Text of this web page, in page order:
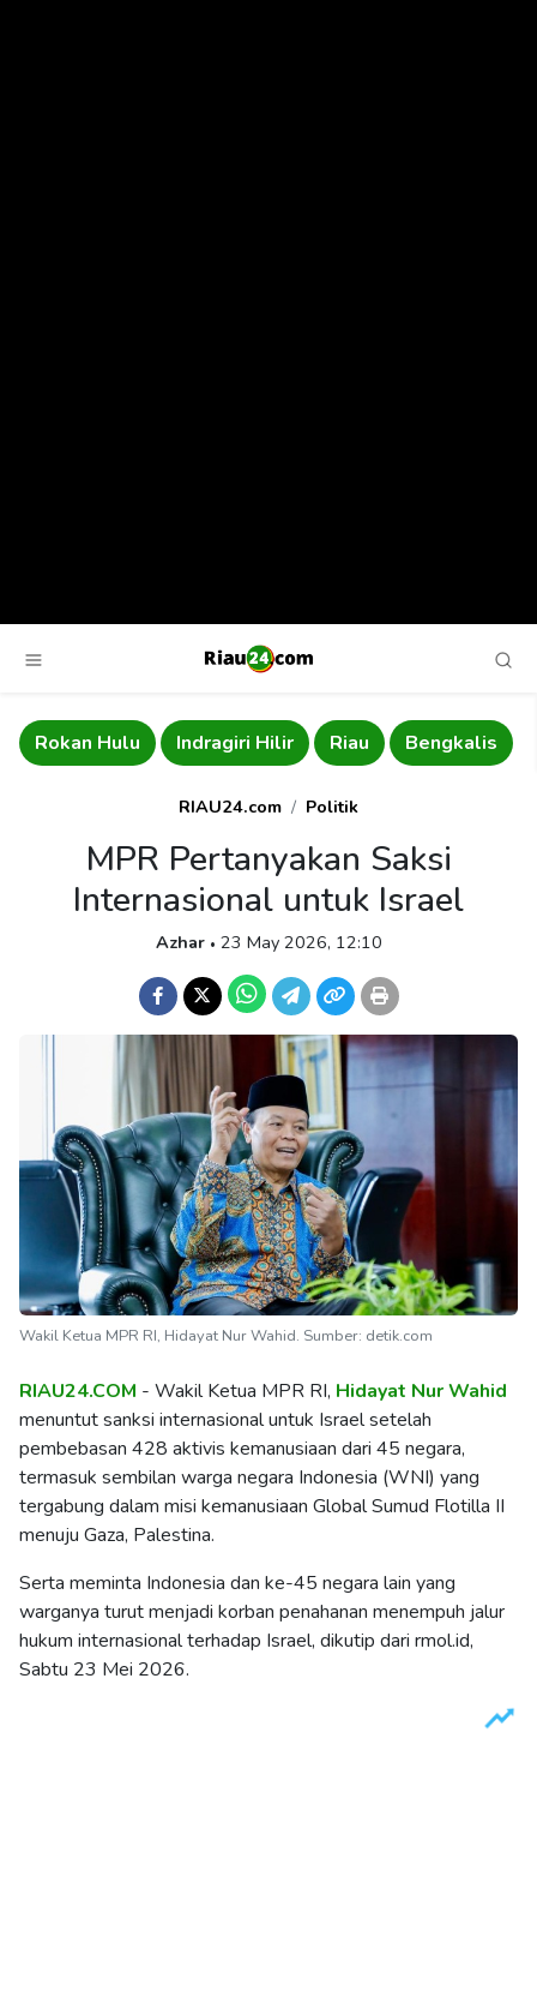
Rokan Hulu Indragiri Hilir Riau Bengkalis
RIAU24.com Politik
MPR Pertanyakan Saksi
Internasional untuk Israel
Azhar • 23 May 2026, 12:10
Wakil Ketua MPR RI, Hidayat Nur Wahid. Sumber: detik.com
RIAU24.COM - Wakil Ketua MPR RI, Hidayat Nur Wahid
menuntut sanksi internasional untuk Israel setelah
pembebasan 428 aktivis kemanusiaan dari 45 negara,
termasuk sembilan warga negara Indonesia (WNI) yang
tergabung dalam misi kemanusiaan Global Sumud Flotilla II
menuju Gaza, Palestina.
Serta meminta Indonesia dan ke-45 negara lain yang
warganya turut menjadi korban penahanan menempuh jalur
hukum internasional terhadap Israel, dikutip dari rmol.id,
Sabtu 23 Mei 2026.